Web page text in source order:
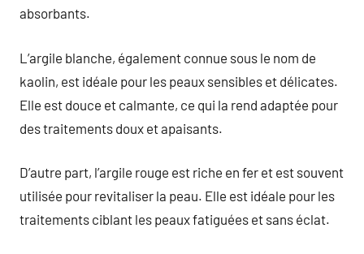
absorbants.
L’argile blanche, également connue sous le nom de
kaolin, est idéale pour les peaux sensibles et délicates.
Elle est douce et calmante, ce qui la rend adaptée pour
des traitements doux et apaisants.
D’autre part, l’argile rouge est riche en fer et est souvent
utilisée pour revitaliser la peau. Elle est idéale pour les
traitements ciblant les peaux fatiguées et sans éclat.